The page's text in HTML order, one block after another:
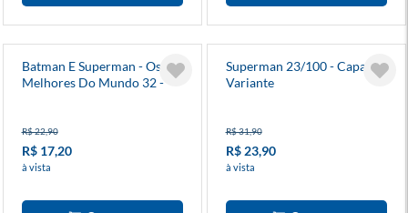
Batman E Superman - Os
Melhores Do Mundo 32 -
R$ 22,90
R$ 17,20
à vista
Superman 23/100 - Capa
Variante
R$ 31,90
R$ 23,90
à vista